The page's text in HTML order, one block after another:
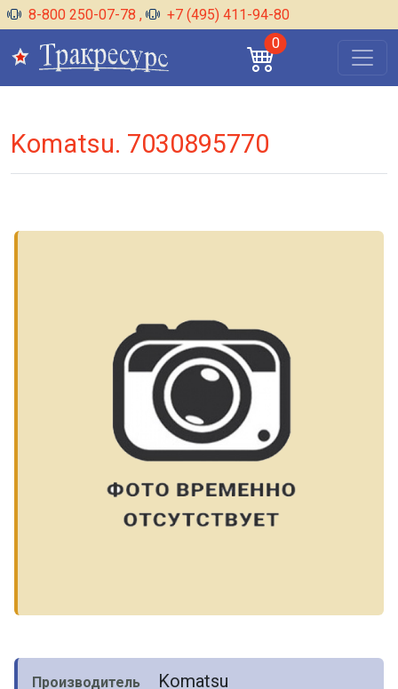
8-800 250-07-78 ,
+7 (495) 411-94-80
0
Komatsu. 7030895770
Производитель Komatsu